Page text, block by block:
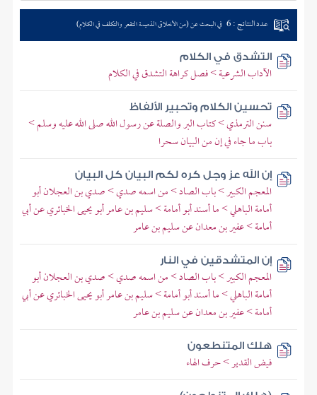
عدد النتائج : 6 في البحث عن (من الأخلاق الذميمة التقعر والتكلف في الكلام)
التشدق في الكلام
الآداب الشرعية > فصل كراهة التشدق في الكلام
تحسين الكلام وتحبير الألفاظ
سنن الترمذي > كتاب البر والصلة عن رسول الله صلى الله عليه وسلم >
باب ما جاء في إن من البيان سحرا
إن الله عز وجل كره لكم البيان كل البيان
المعجم الكبير > باب الصاد > من اسمه صدي > صدي بن العجلان أبو
أمامة الباهلي > ما أسند أبو أمامة > سليم بن عامر أبو يحيى الخبائري عن أبي
أمامة > عفير بن معدان عن سليم بن عامر
إن المتشدقين في النار
المعجم الكبير > باب الصاد > من اسمه صدي > صدي بن العجلان أبو
أمامة الباهلي > ما أسند أبو أمامة > سليم بن عامر أبو يحيى الخبائري عن أبي
أمامة > عفير بن معدان عن سليم بن عامر
هلك المتنطعون
فيض القدير > حرف الهاء